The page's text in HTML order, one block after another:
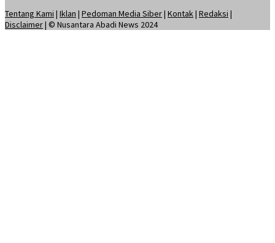
Tentang Kami | Iklan | Pedoman Media Siber| Kontak | Redaksi |
Disclaimer| © Nusantara Abadi News 2024